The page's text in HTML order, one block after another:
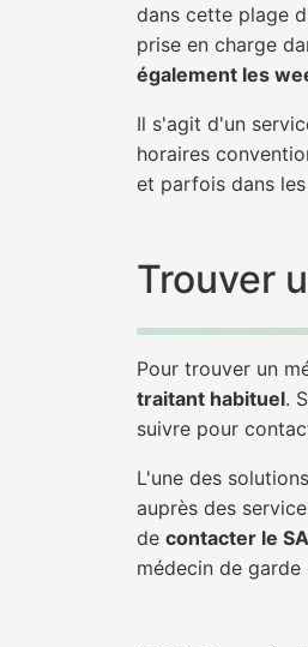
dans cette plage
prise en charge
également les
Il s'agit d'un
horaires
et parfois dans
Trouver
Pour trouver un
traitant habituel.
suivre pour
L'une des
auprès des
de contacter le
médecin de garde